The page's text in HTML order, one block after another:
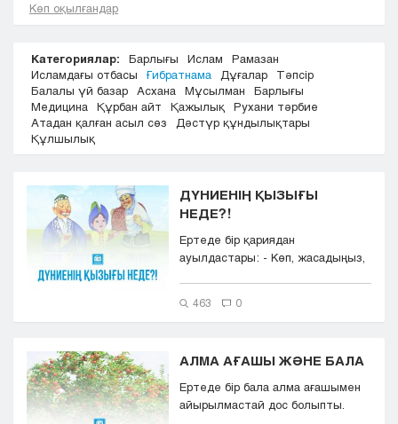
Жезказган
Кокшетау
Костанай
Кызылорда
Павлодар
Петропавловск
Талдыкорган
Тараз
Туркестан
Усть-Каменогорск
Көп оқылғандар
Категориялар: Барлығы Ислам
Рамазан
Исламдағы отбасы
Ғибратнама Дұғалар
Тәпсір
Балалы үй базар
Асхана Мұсылман
Барлығы
Медицина
Құрбан айт Қажылық
Рухани тәрбие
Атадан қалған асыл сөз
Дәстүр құндылықтары
Құлшылық
ДҮНИЕНІҢ ҚЫЗЫҒЫ
НЕДЕ?!
Ертеде бір қариядан
ауылдастары: - Көп, жасадыңыз,
463 0
АЛМА АҒАШЫ ЖӘНЕ БАЛА
Ертеде бір бала алма ағашымен
айырылмастай дос болыпты.